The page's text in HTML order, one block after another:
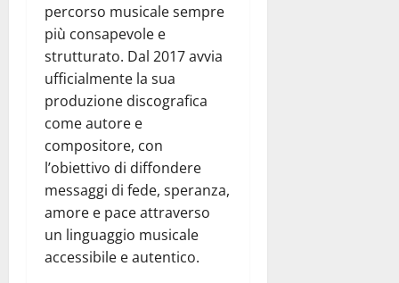
percorso musicale sempre
più consapevole e
strutturato. Dal 2017 avvia
ufficialmente la sua
produzione discografica
come autore e
compositore, con
l’obiettivo di diffondere
messaggi di fede, speranza,
amore e pace attraverso
un linguaggio musicale
accessibile e autentico.